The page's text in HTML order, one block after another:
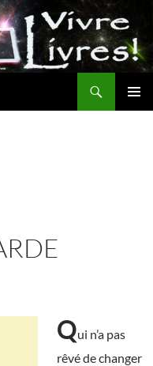
Qui n’a pas
rêvé de changer